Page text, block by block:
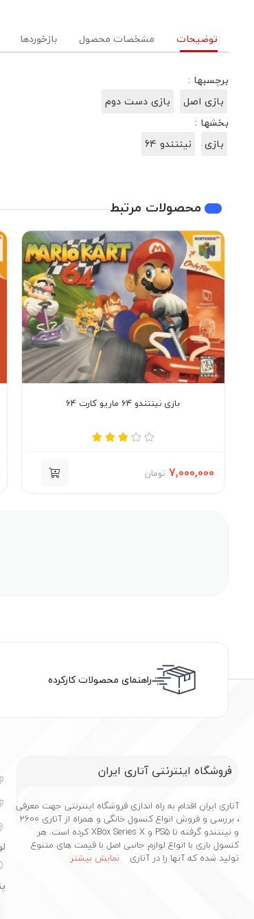
توضیحات مشخصات محصول بازخوردها
برچسبها :
بازی اصل
بازی دست دوم
بخشها :
بازی
نینتندو 64
محصولات مرتبط
بازی نینتندو 64 ماریو کارت 64
7,000,000 تومان
راهنمای محصولات کارکرده
فروشگاه اینترنتی آتاری ایران
آتاری ایران اقدام به راه اندازی فروشگاه اینترنتی جهت معرفی
، بررسی و فروش انواع کنسول خانگی و همراه از آتاری 2600
و نینتندو گرفته تا PS5 و XBox Series X کرده است. هر
کنسول بازی با انواع لوازم جانبی اصل با قیمت های متنوع
تولید شده که آنها را در آتاری
نمایش بیشتر